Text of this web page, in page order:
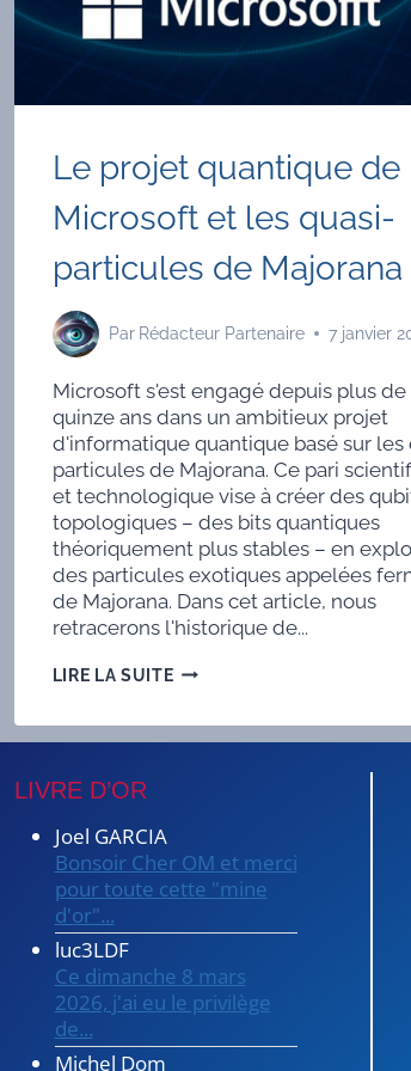
Le projet quantique de
Microsoft et les quasi-
particules de Majorana
Par Rédacteur Partenaire 7 janvier
Microsoft s'est engagé depuis plus de
quinze ans dans un ambitieux projet
d'informatique quantique basé sur les
particules de Majorana. Ce pari
et technologique vise à créer des
topologiques – des bits quantiques
théoriquement plus stables – en
des particules exotiques appelées
de Majorana. Dans cet article, nous
retracerons l'historique de...
LIRE LA SUITELE
DE
MAJORANA
LIVRE D’OR
Joel GARCIA
Bonsoir Cher OM et merci
pour toute cette "mine
d'or"...
luc3LDF
Ce dimanche 8 mars
2026, j'ai eu le privilège
de...
Michel Dom